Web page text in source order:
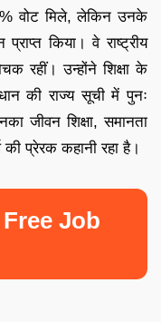
वोट मिले, लेकिन उनके
किया। वे राष्ट्रीय
रहीं। उन्होंने शिक्षा के
की राज्य सूची में पुनः
जीवन शिक्षा, समानता
प्रेरक कहानी रहा है।
Job